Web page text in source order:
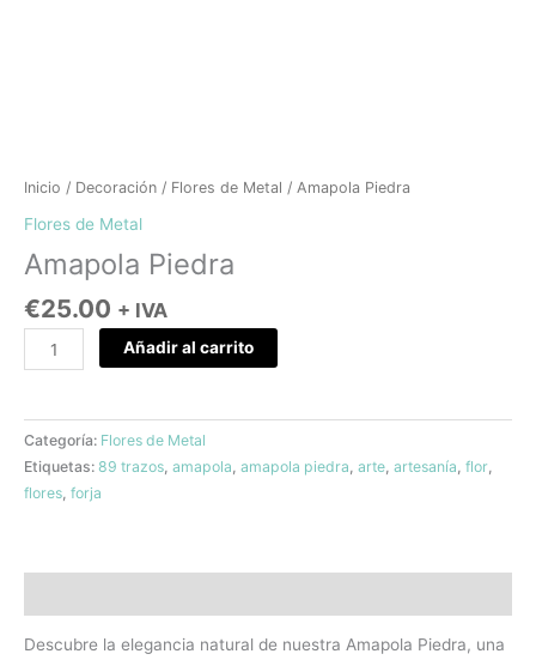
Inicio / Decoración / Flores de Metal / Amapola Piedra
Flores de Metal
Amapola Piedra
€25.00 + IVA
Añadir al carrito
Categoría: Flores de Metal
Etiquetas: 89 trazos, amapola, amapola piedra, arte, artesanía, flor,
flores, forja
Descubre la elegancia natural de nuestra Amapola Piedra, una